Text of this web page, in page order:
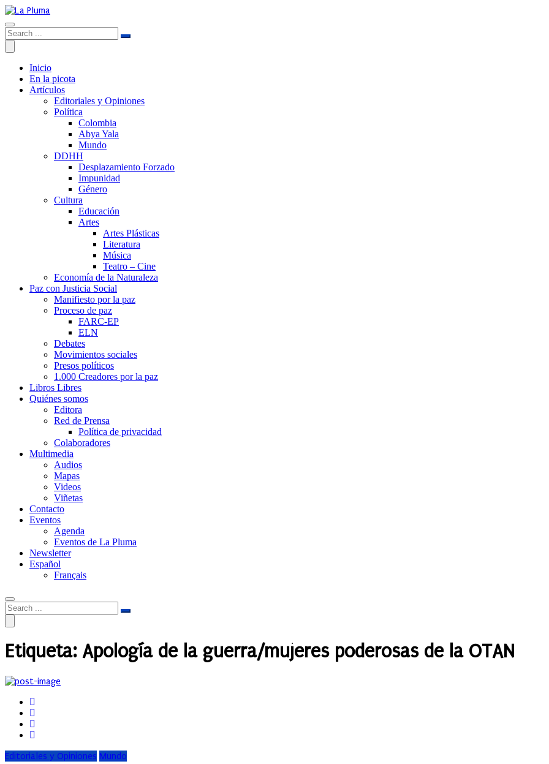
Inicio
En la picota
Artículos
Editoriales y Opiniones
Política
Colombia
Abya Yala
Mundo
DDHH
Desplazamiento Forzado
Impunidad
Género
Cultura
Educación
Artes
Artes Plásticas
Literatura
Música
Teatro – Cine
Economía de la Naturaleza
Paz con Justicia Social
Manifiesto por la paz
Proceso de paz
FARC-EP
ELN
Debates
Movimientos sociales
Presos políticos
1.000 Creadores por la paz
Libros Libres
Quiénes somos
Editora
Red de Prensa
Política de privacidad
Colaboradores
Multimedia
Audios
Mapas
Videos
Viñetas
Contacto
Eventos
Agenda
Eventos de La Pluma
Newsletter
Español
Français
Etiqueta: Apología de la guerra/mujeres poderosas de la OTAN
Editoriales y Opiniones Mundo